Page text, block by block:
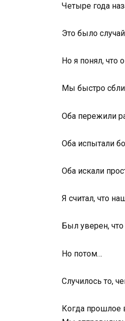
Четыре года
Это было
Но я понял, что
Мы быстро
Оба пережили
Оба испытали
Оба искали
Я считал, что
Был уверен,
Но потом…
Случилось то,
Когда прошлое